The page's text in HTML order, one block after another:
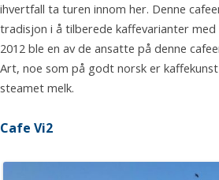
ihvertfall ta turen innom her. Denne
tradisjon i å tilberede kaffevarianter med
2012 ble en av de ansatte på denne
Art, noe som på godt norsk er
steamet melk.
Cafe Vi2